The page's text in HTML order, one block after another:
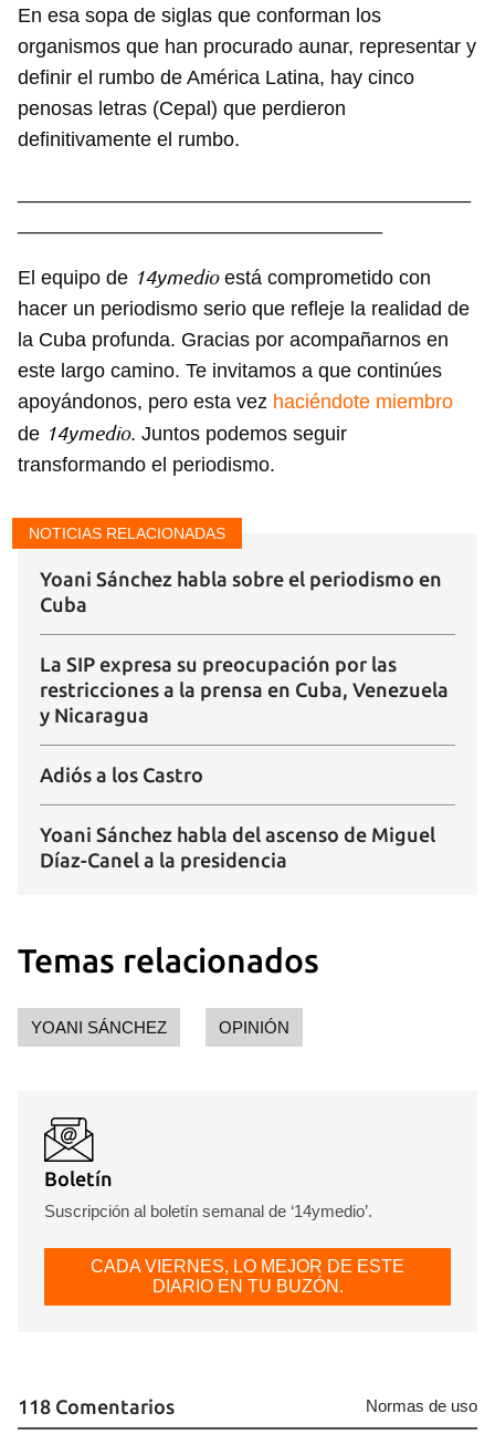
INICIAR SESIÓN CANCELAR
En esa sopa de siglas que conforman los
organismos que han procurado aunar, representar y
definir el rumbo de América Latina, hay cinco
penosas letras (Cepal) que perdieron
definitivamente el rumbo.
El equipo de 14ymedioestá comprometido con
hacer un periodismo serio que refleje la realidad de
la Cuba profunda. Gracias por acompañarnos en
este largo camino. Te invitamos a que continúes
apoyándonos, pero esta vez haciéndote miembro
de 14ymedio. Juntos podemos seguir
transformando el periodismo.
NOTICIAS RELACIONADAS
Yoani Sánchez habla sobre el periodismo en
Cuba
La SIP expresa su preocupación por las
restricciones a la prensa en Cuba, Venezuela
y Nicaragua
Adiós a los Castro
Yoani Sánchez habla del ascenso de Miguel
Díaz-Canel a la presidencia
Temas relacionados
YOANI SÁNCHEZ OPINIÓN
Boletín
Suscripción al boletín semanal de ‘14ymedio’.
CADA VIERNES, LO MEJOR DE ESTE
DIARIO EN TU BUZÓN.
118 Comentarios Normas de uso